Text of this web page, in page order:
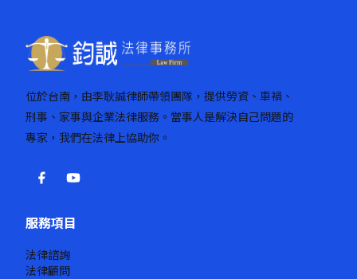
位於台南，由李耿誠律師帶領團隊，提供勞資、車禍、
刑事、家事與企業法律服務。當事人是解決自己問題的
專家，我們在法律上協助你。
服務項目
法律諮詢
法律顧問